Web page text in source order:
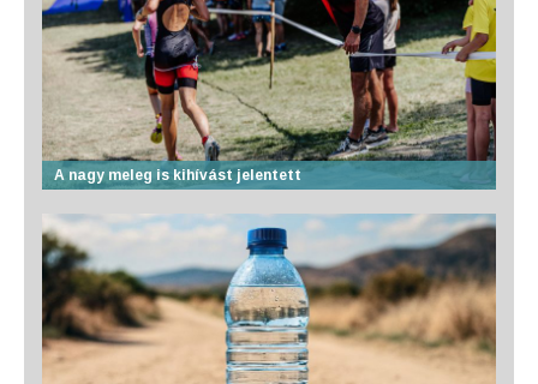
A nagy meleg is kihívást jelentett